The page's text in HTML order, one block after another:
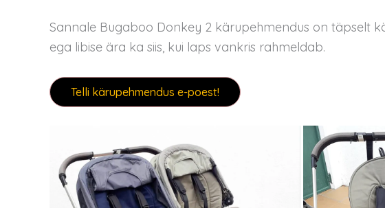
Sannale Bugaboo Donkey 2 kärupehmendus on täpselt
ega libise ära ka siis, kui laps vankris rahmeldab.
Telli kärupehmendus e-poest!